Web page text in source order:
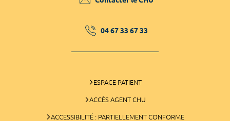
04 67 33 67 33
ESPACE PATIENT
ACCÈS AGENT CHU
ACCESSIBILITÉ : PARTIELLEMENT CONFORME